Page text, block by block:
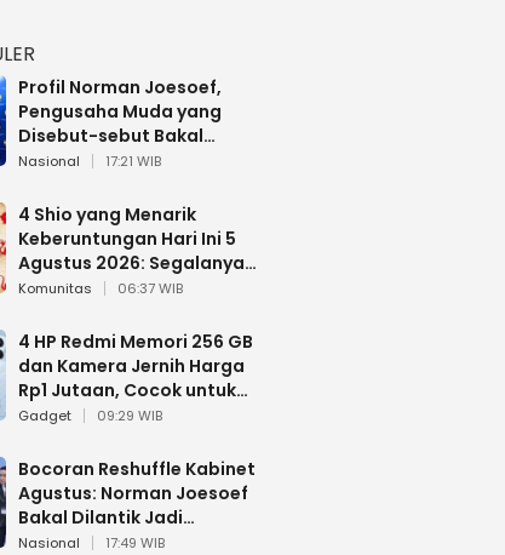
Profil Norman Joesoef,
Pengusaha Muda yang
Disebut-sebut Bakal
Dilantik Jadi Wamenhan RI
Nasional 17:21 WIB
4 Shio yang Menarik
Keberuntungan Hari Ini 5
Agustus 2026: Segalanya
Berjalan Lancar
Komunitas 06:37 WIB
4 HP Redmi Memori 256 GB
dan Kamera Jernih Harga
Rp1 Jutaan, Cocok untuk
Multitasking
Gadget 09:29 WIB
Bocoran Reshuffle Kabinet
Agustus: Norman Joesoef
Bakal Dilantik Jadi
Wamenhan RI
Nasional 17:49 WIB